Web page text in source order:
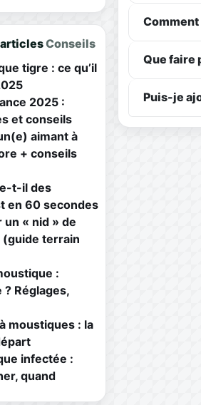
Conseils
tigre : ce qu’il
2025 :
et conseils
aimant à
+ conseils
t-il des
en 60 secondes
« nid » de
terrain
:
Réglages,
moustiques : la
infectée :
quand
Que faire
Puis-je